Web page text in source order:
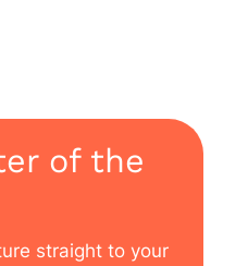
of the
straight to your